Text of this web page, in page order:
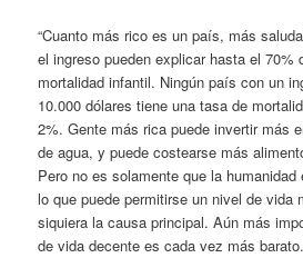
“Cuanto más rico es un país, más
el ingreso pueden explicar hasta el 70%
mortalidad infantil. Ningún país con un
10.000 dólares tiene una tasa de
2%. Gente más rica puede invertir más
de agua, y puede costearse más
Pero no es solamente que la
lo que puede permitirse un nivel de vida
siquiera la causa principal. Aún más
de vida decente es cada vez más barato.